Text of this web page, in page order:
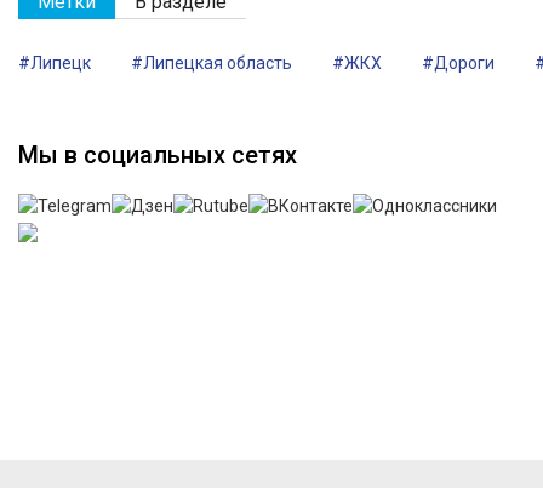
#Липецк #Липецкая область #ЖКХ #Дороги
Мы в социальных сетях